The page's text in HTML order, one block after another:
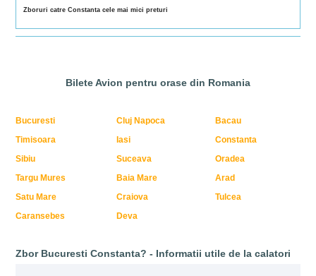
Zboruri catre Constanta cele mai mici preturi
Bilete Avion pentru orase din Romania
Bucuresti Cluj Napoca
Bacau
Timisoara
Iasi
Constanta
Sibiu
Suceava
Oradea
Targu Mures
Baia Mare
Arad
Satu Mare
Craiova
Tulcea
Caransebes
Deva
Zbor Bucuresti Constanta? - Informatii utile de la calatori